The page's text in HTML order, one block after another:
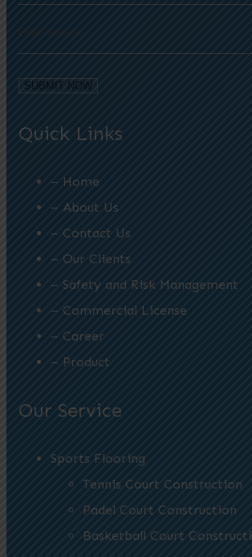
Quick Links
– Home
– About Us
– Contact Us
– Our Clients
– Safety and Risk Management
– Commercial License
– Career
– Product
Our Service
Sports Flooring
Tennis Court Construction
Padel Court Construction
Basketball Court